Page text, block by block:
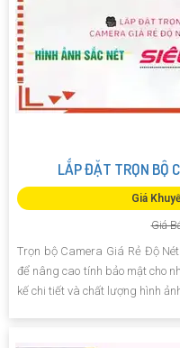
LẮP ĐẶT TRỌN BỘ
Giá
Giá
Trọn bộ Camera Giá Rẻ Độ
để nâng cao tính bảo mật cho
kế chi tiết và chất lượng hình